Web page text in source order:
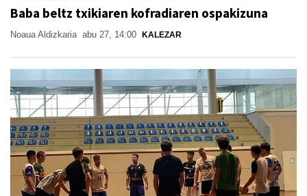
Baba beltz txikiaren kofradiaren ospakizuna
Noaua Aldizkaria abu 27, 14:00 KALEZAR